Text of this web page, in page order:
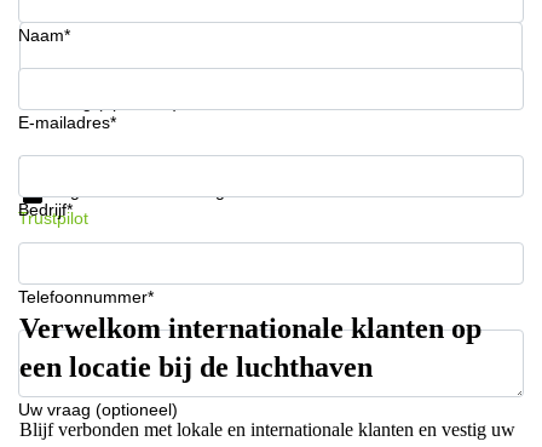
Naam*
E-mailadres*
Bedrijf*
Telefoonnummer*
Uw vraag (optioneel)
Krijg informatie en prijzen
Trustpilot
Verwelkom internationale klanten op
een locatie bij de luchthaven
Blijf verbonden met lokale en internationale klanten en vestig uw